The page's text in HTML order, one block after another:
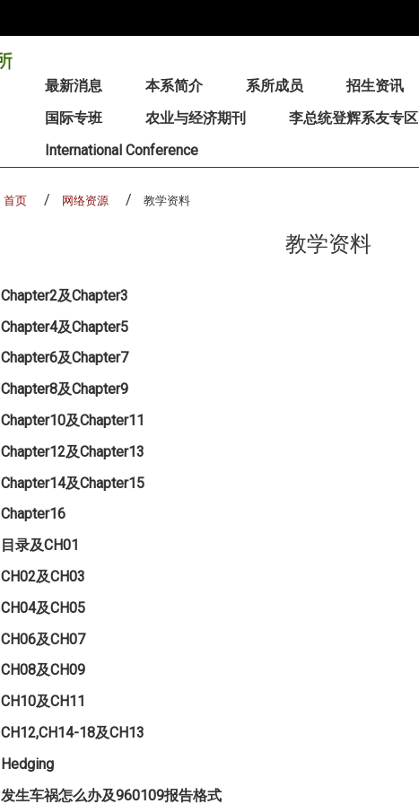
最新消息 本系简介 系所成员 招生资讯
国际专班
农业与经济期刊 李总统登辉系友专区
International Conference
首页 网络资源 教学资料
教学资料
Chapter2及Chapter3
Chapter4及Chapter5
Chapter6及Chapter7
Chapter8及Chapter9
Chapter10及Chapter11
Chapter12及Chapter13
Chapter14及Chapter15
Chapter16
目录及CH01
CH02及CH03
CH04及CH05
CH06及CH07
CH08及CH09
CH10及CH11
CH12,CH14-18及CH13
Hedging
发生车祸怎么办及960109报告格式